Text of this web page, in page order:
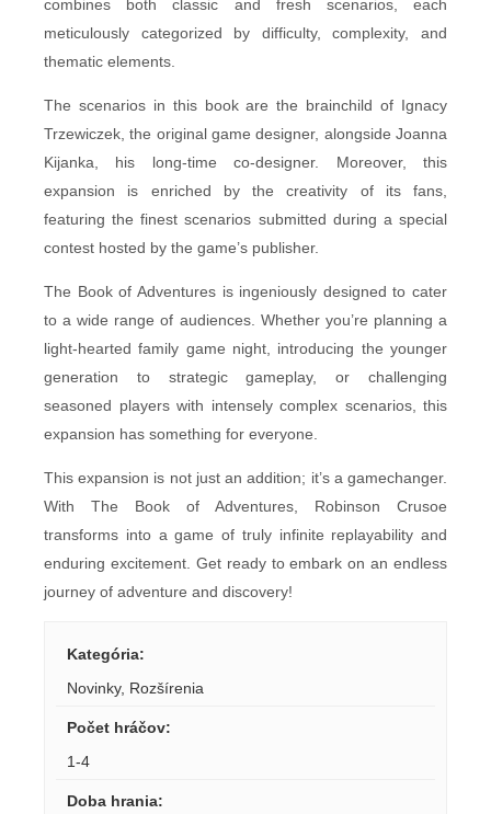
combines both classic and fresh scenarios, each
meticulously categorized by difficulty, complexity, and
thematic elements.
The scenarios in this book are the brainchild of Ignacy
Trzewiczek, the original game designer, alongside Joanna
Kijanka, his long-time co-designer. Moreover, this
expansion is enriched by the creativity of its fans,
featuring the finest scenarios submitted during a special
contest hosted by the game’s publisher.
The Book of Adventures is ingeniously designed to cater
to a wide range of audiences. Whether you’re planning a
light-hearted family game night, introducing the younger
generation to strategic gameplay, or challenging
seasoned players with intensely complex scenarios, this
expansion has something for everyone.
This expansion is not just an addition; it’s a gamechanger.
With The Book of Adventures, Robinson Crusoe
transforms into a game of truly infinite replayability and
enduring excitement. Get ready to embark on an endless
journey of adventure and discovery!
Kategória:
Novinky, Rozšírenia
Počet hráčov:
1-4
Doba hrania: